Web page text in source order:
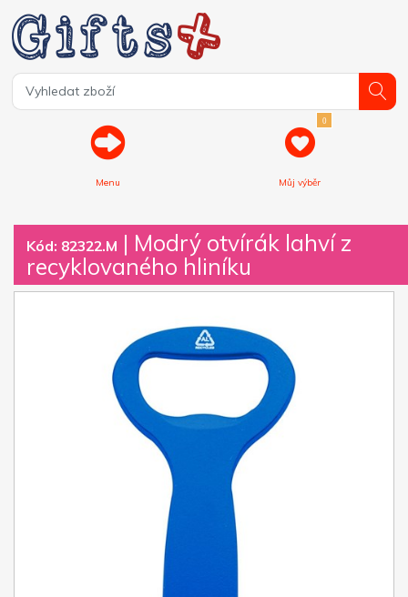
Menu
0
Můj výběr
Kód: 82322.M | Modrý otvírák lahví z
recyklovaného hliníku